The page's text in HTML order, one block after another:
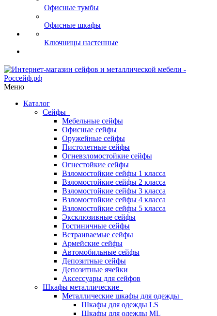
Офисные тумбы
Офисные шкафы
Ключницы настенные
Меню
Каталог
Сейфы
Мебельные сейфы
Офисные сейфы
Оружейные сейфы
Пистолетные сейфы
Огневзломостойкие сейфы
Огнестойкие сейфы
Взломостойкие сейфы 1 класса
Взломостойкие сейфы 2 класса
Взломостойкие сейфы 3 класса
Взломостойкие сейфы 4 класса
Взломостойкие сейфы 5 класса
Эксклюзивные сейфы
Гостиничные сейфы
Встраиваемые сейфы
Армейские сейфы
Автомобильные сейфы
Депозитные сейфы
Депозитные ячейки
Аксессуары для сейфов
Шкафы металлические
Металлические шкафы для одежды
Шкафы для одежды LS
Шкафы для одежды ML